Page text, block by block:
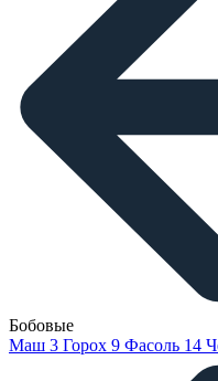
Бобовые
Маш 3 Горох 9 Фасоль 14